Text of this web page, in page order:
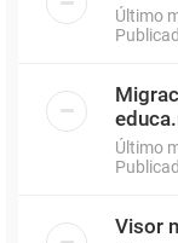
Último
Último
Visor